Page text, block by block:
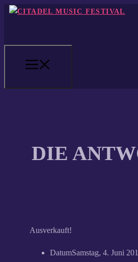
Zum
DIE
Ausverkauft!
DatumSamstag, 4. Juni